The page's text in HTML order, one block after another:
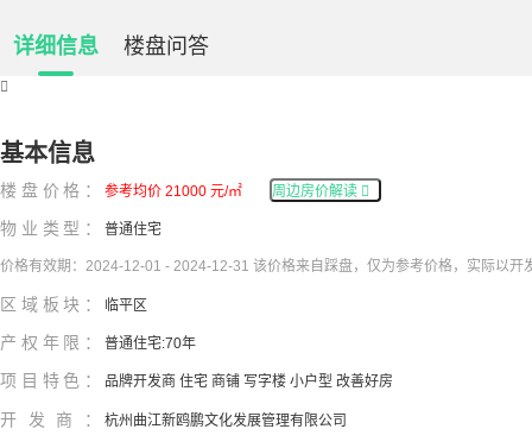
详细信息 楼盘问答

基本信息
楼盘价格： 参考均价 21000 元/㎡ 周边房价解读 
物业类型： 普通住宅
价格有效期：2024-12-01 - 2024-12-31 该价格来自踩盘，仅为参考价格，实际以开
区域板块： 临平区
产权年限： 普通住宅:70年
项目特色： 品牌开发商 住宅 商铺 写字楼 小户型 改善好房
开发商： 杭州曲江新鸥鹏文化发展管理有限公司